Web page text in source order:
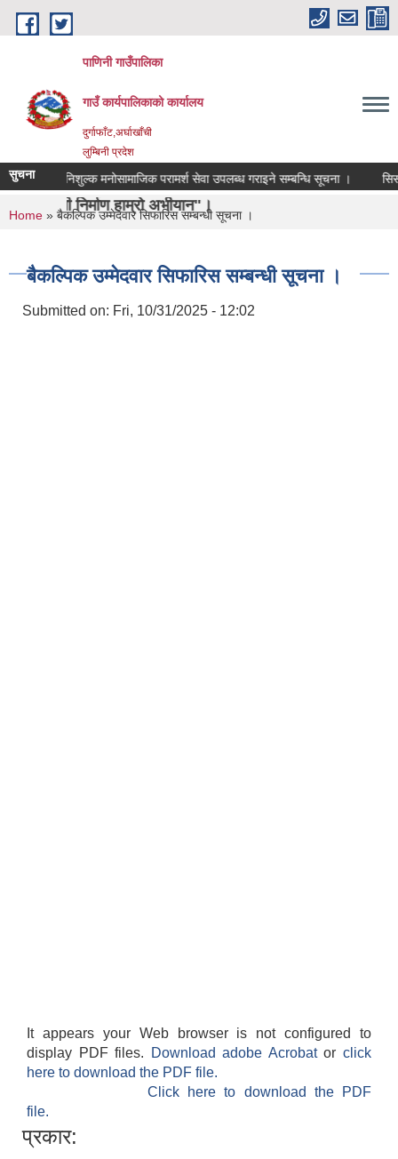
Skip to main content
पाणिनी गाउँपालिका
गाउँ कार्यपालिकाको कार्यालय
दुर्गाफाँट,अर्घाखाँची
लुम्बिनी प्रदेश
हाम्रो अभीयान"।
सुचनानिशुल्क मनोसामाजिक परामर्श सेवा उपलब्ध गराइने सम्बन्धि सूचना । सिसा,
You are here
Home » बैकल्पिक उम्मेदवार सिफारिस सम्बन्धी सूचना ।
बैकल्पिक उम्मेदवार सिफारिस सम्बन्धी सूचना ।
Submitted on: Fri, 10/31/2025 - 12:02
It appears your Web browser is not configured to
display PDF files.
Download adobe Acrobatorclick
here to download the PDF file.
Click here to download the PDF
file.
प्रकार: